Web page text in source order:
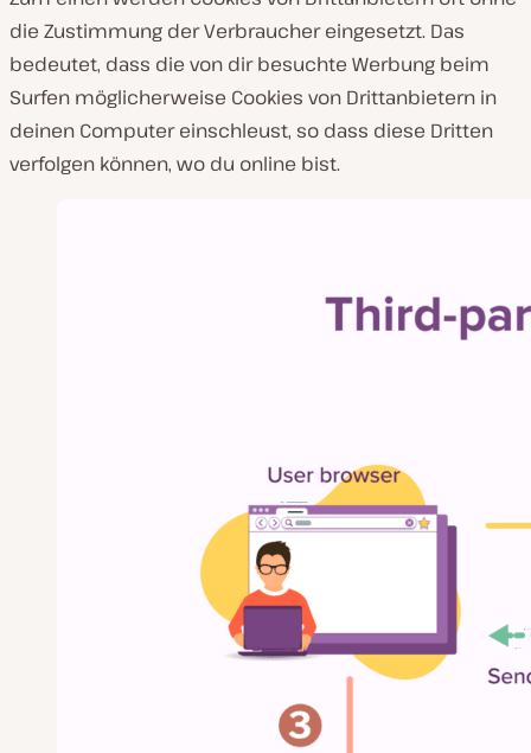
die Zustimmung der Verbraucher eingesetzt. Das
bedeutet, dass die von dir besuchte Werbung beim
Surfen möglicherweise Cookies von Drittanbietern in
deinen Computer einschleust, so dass diese Dritten
verfolgen können, wo du online bist.